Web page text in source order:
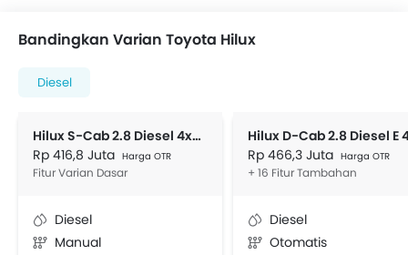
Bandingkan Varian Toyota Hilux
Diesel
Hilux S-Cab 2.8 Diesel 4x4 MT
Rp 416,8 Juta Harga OTR
Fitur Varian Dasar
Diesel
Manual
Rp 466,3 Juta Harga OTR
+ 16 Fitur Tambahan
Diesel
Otomatis